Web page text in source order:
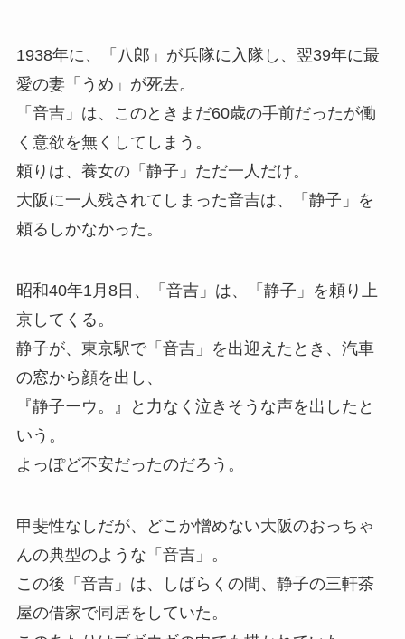
1938年に、「八郎」が兵隊に入隊し、翌39年に最
愛の妻「うめ」が死去。
「音吉」は、このときまだ60歳の手前だったが働
く意欲を無くしてしまう。
頼りは、養女の「静子」ただ一人だけ。
大阪に一人残されてしまった音吉は、「静子」を
頼るしかなかった。
昭和40年1月8日、「音吉」は、「静子」を頼り上
京してくる。
静子が、東京駅で「音吉」を出迎えたとき、汽車
の窓から顔を出し、
『静子ーウ。』と力なく泣きそうな声を出したと
いう。
よっぽど不安だったのだろう。
甲斐性なしだが、どこか憎めない大阪のおっちゃ
んの典型のような「音吉」。
この後「音吉」は、しばらくの間、静子の三軒茶
屋の借家で同居をしていた。